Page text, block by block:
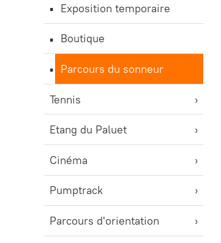
Exposition temporaire
Boutique
Parcours du sonneur
Tennis
Etang du Paluet
Cinéma
Pumptrack
Parcours d'orientation